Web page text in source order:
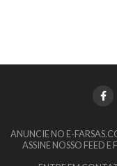
ANUNCIE NO E-
ASSINE NOSSO FEED